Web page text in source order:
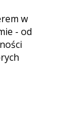
w
- od